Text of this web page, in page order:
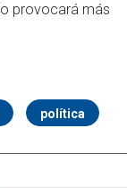
provocará más
política